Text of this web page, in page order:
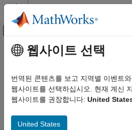
콘텐츠로 바로 가기
오프캔버스 탐색 메
문서 홈
주요 콘텐츠
웹사이트 선택
번역된 콘텐츠를 보고 지역별 이벤트
웹사이트를 선택하십시오. 현재 계신
웹사이트를 권장합니다: United
United States